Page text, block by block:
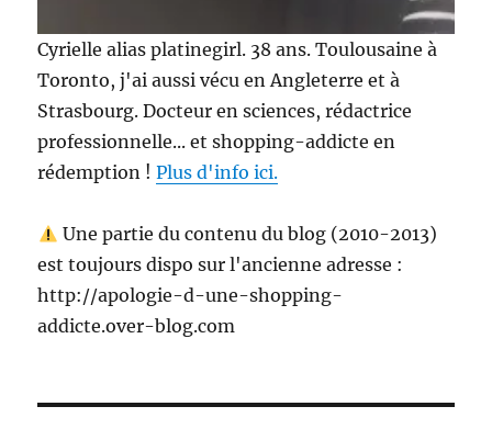
Cyrielle alias platinegirl. 38 ans. Toulousaine à
Toronto, j'ai aussi vécu en Angleterre et à
Strasbourg. Docteur en sciences, rédactrice
professionnelle... et shopping-addicte en
rédemption !Plus d'info ici.
Une partie du contenu du blog (2010-2013)
est toujours dispo sur l'ancienne adresse :
http://apologie-d-une-shopping-
addicte.over-blog.com